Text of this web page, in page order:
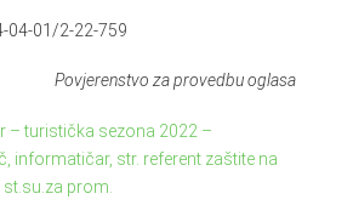
04-01/2-22-759
Povjerenstvo za provedbu oglasa
– turistička sezona 2022 –
informatičar, str. referent zaštite na
prom.